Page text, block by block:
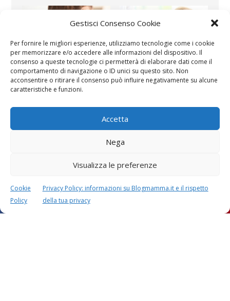
Gestisci Consenso Cookie
Per fornire le migliori esperienze, utilizziamo tecnologie come i cookie
per memorizzare e/o accedere alle informazioni del dispositivo. Il
consenso a queste tecnologie ci permetterà di elaborare dati come il
comportamento di navigazione o ID unici su questo sito. Non
acconsentire o ritirare il consenso può influire negativamente su alcune
caratteristiche e funzioni.
Accetta
Nega
Visualizza le preferenze
Cookie
Policy
Privacy Policy: informazioni su Blogmamma.it e il rispetto
della tua privacy
Vaccini SOS Pediatra
Festa della mamma: Le settimane di